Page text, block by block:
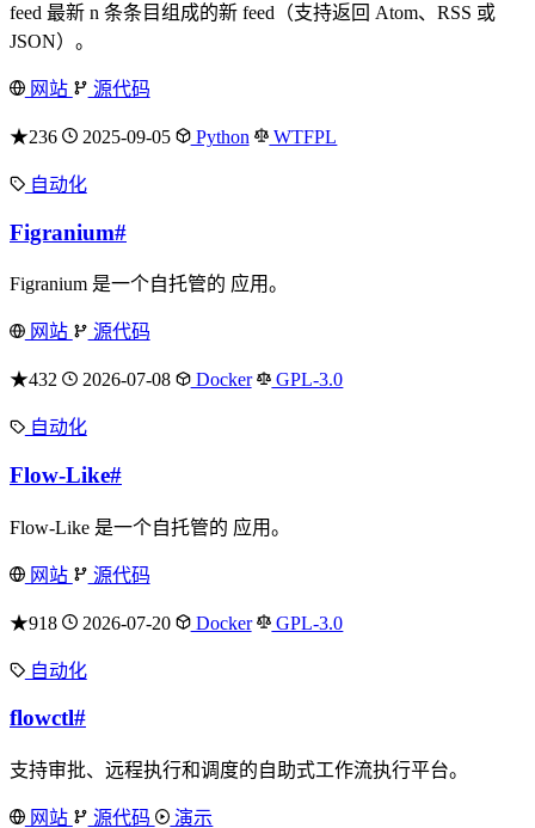
feed 最新 n 条条目组成的新 feed（支持返回 Atom、RSS 或
JSON）。
网站 源代码
★236 2025-09-05 Python WTFPL
自动化
Figranium#
Figranium 是一个自托管的 应用。
网站 源代码
★432 2026-07-08 Docker GPL-3.0
自动化
Flow-Like#
Flow-Like 是一个自托管的 应用。
网站 源代码
★918 2026-07-20 Docker GPL-3.0
自动化
flowctl#
支持审批、远程执行和调度的自助式工作流执行平台。
网站 源代码 演示